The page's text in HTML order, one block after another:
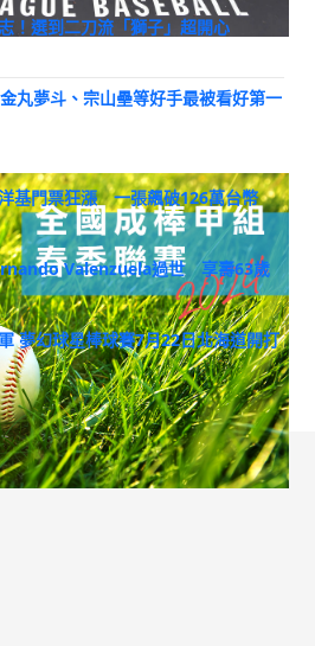
！選到二刀流「獅子」超開心
丸夢斗、宗山壘等好手最被看好第一
基門票狂漲 一張飆破126萬台幣
Valenzuela過世 享壽63歲
夢幻球星棒球賽7月22日北海道開打